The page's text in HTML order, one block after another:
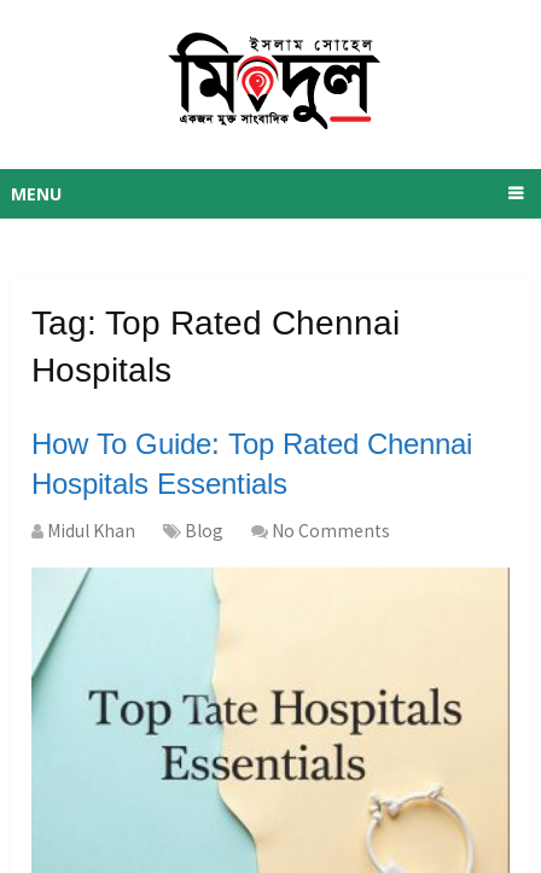
MENU
Tag:Top Rated Chennai
Hospitals
How To Guide: Top Rated Chennai
Hospitals Essentials
Midul Khan Blog No Comments